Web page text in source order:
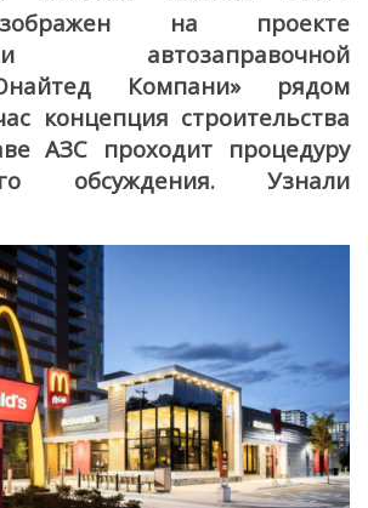
на проекте
автозаправочной
Компани» рядом
концепция строительства
АЗС проходит процедуру
обсуждения. Узнали